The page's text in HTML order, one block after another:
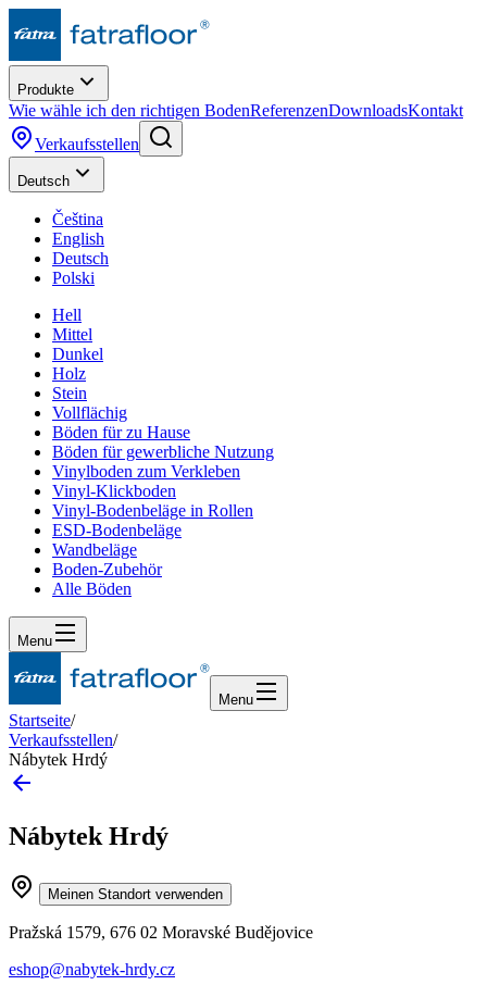
Produkte
Wie wähle ich den richtigen BodenReferenzenDownloadsKontakt
Verkaufsstellen
Deutsch
Čeština
English
Deutsch
Polski
Hell
Mittel
Dunkel
Holz
Stein
Vollflächig
Böden für zu Hause
Böden für gewerbliche Nutzung
Vinylboden zum Verkleben
Vinyl-Klickboden
Vinyl-Bodenbeläge in Rollen
ESD-Bodenbeläge
Wandbeläge
Boden-Zubehör
Alle Böden
Menu
Menu
Startseite/
Verkaufsstellen/
Nábytek Hrdý
Nábytek Hrdý
Meinen Standort verwenden
Pražská 1579, 676 02 Moravské Budějovice
eshop@nabytek-hrdy.cz